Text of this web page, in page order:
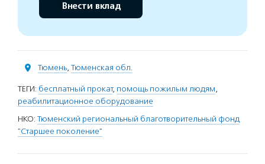
Внести вклад
Тюмень, Тюменская обл.
ТЕГИ: бесплатный прокат, помощь пожилым людям,
реабилитационное оборудование
НКО: Тюменский региональный благотворительный фонд
"Старшее поколение"